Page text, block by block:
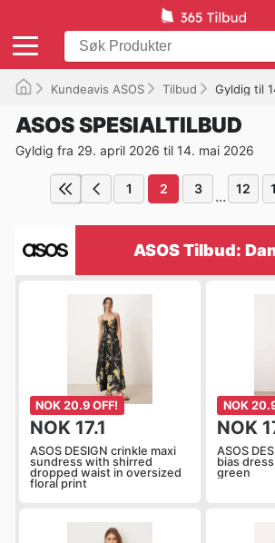
Kundeavis ASOS Tilbud Gyldig til
ASOS SPESIALTILBUD
Gyldig fra 29. april 2026 til 14. mai 2026
1 2 3 ... 12
ASOS Tilbud:
NOK 20.9 OFF!
NOK 17.1
ASOS DESIGN crinkle maxi
sundress with shirred
dropped waist in oversized
floral print
NOK
NOK
ASOS
bias
green